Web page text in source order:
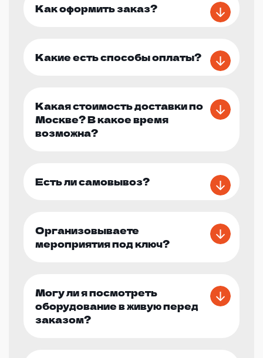
Как оформить заказ?
Какие есть способы оплаты?
Какая стоимость доставки по
Москве? В какое время
возможна?
Есть ли самовывоз?
Организовываете
мероприятия под ключ?
Могу ли я посмотреть
оборудование в живую перед
заказом?